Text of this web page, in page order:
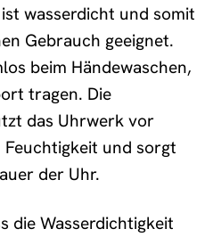
ist wasserdicht und somit
Gebrauch geeignet.
beim Händewaschen,
tragen. Die
das Uhrwerk vor
und sorgt
der Uhr.
die Wasserdichtigkeit